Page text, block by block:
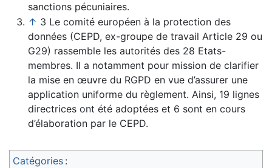
sanctions pécuniaires.
↑ 3 Le comité européen à la protection des
données (CEPD, ex-groupe de travail Article 29 ou
G29) rassemble les autorités des 28 Etats-
membres. Il a notamment pour mission de clarifier
la mise en œuvre du RGPD en vue d’assurer une
application uniforme du règlement. Ainsi, 19 lignes
directrices ont été adoptées et 6 sont en cours
d’élaboration par le CEPD.
Catégories :